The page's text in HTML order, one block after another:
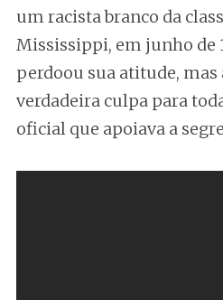
um racista branco da
Mississippi, em junho de
perdoou sua atitude, mas
verdadeira culpa para
oficial que apoiava a